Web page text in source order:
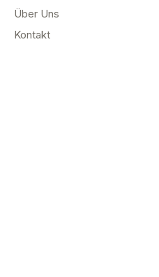
Über Uns
Kontakt